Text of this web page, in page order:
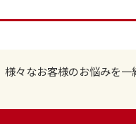
々なお客様のお悩みを